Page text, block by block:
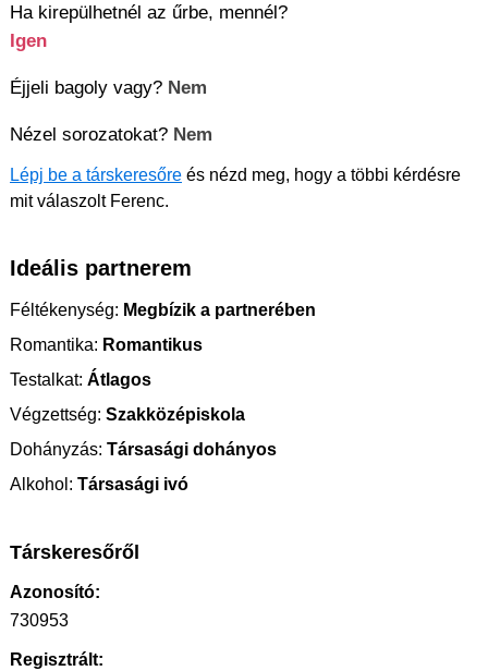
Ha kirepülhetnél az űrbe, mennél?
Igen
Éjjeli bagoly vagy? Nem
Nézel sorozatokat? Nem
Lépj be a társkeresőre és nézd meg, hogy a többi kérdésre
mit válaszolt Ferenc.
Ideális partnerem
Féltékenység: Megbízik a partnerében
Romantika: Romantikus
Testalkat: Átlagos
Végzettség: Szakközépiskola
Dohányzás: Társasági dohányos
Alkohol: Társasági ivó
Társkeresőről
Azonosító:
730953
Regisztrált: